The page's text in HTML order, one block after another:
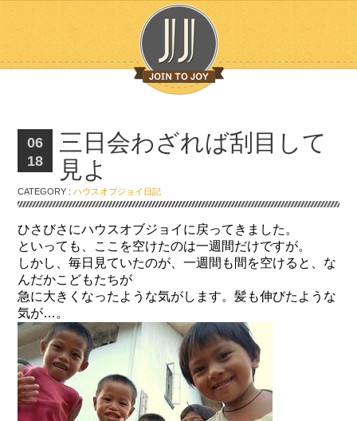
06
18
三日会わざれば刮目して
見よ
CATEGORY :ハウスオブジョイ日記
ひさびさにハウスオブジョイに戻ってきました。
といっても、ここを空けたのは一週間だけですが。
しかし、毎日見ていたのが、一週間も間を空けると、な
んだかこどもたちが
急に大きくなったような気がします。髪も伸びたような
気が…。